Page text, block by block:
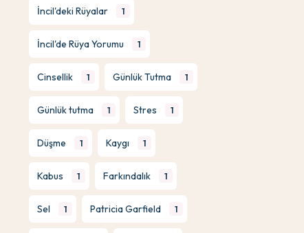
İncil'deki Rüyalar 1
İncil'de Rüya Yorumu 1
Cinsellik 1 Günlük Tutma 1
Günlük tutma 1 Stres 1
Düşme 1 Kaygı 1
Kabus 1 Farkındalık 1
Sel 1 Patricia Garfield 1